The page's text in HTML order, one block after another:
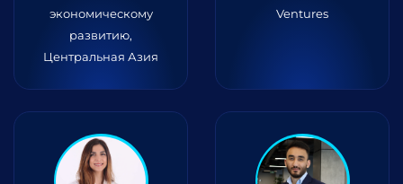
экономическому
развитию,
Центральная Азия
Ventures